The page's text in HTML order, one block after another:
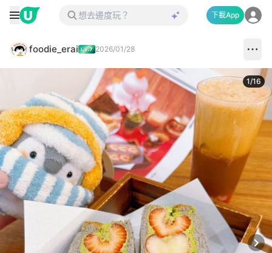
下載App
foodie_erai 2026/01/28
1/16